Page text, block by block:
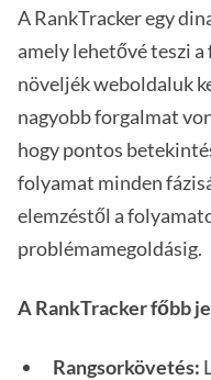
A RankTracker egy
amely lehetővé teszi
növeljék weboldaluk
nagyobb forgalmat
hogy pontos
folyamat minden
elemzéstől a
problémamegoldásig.
A RankTracker főbb
Rangsorkövetés: